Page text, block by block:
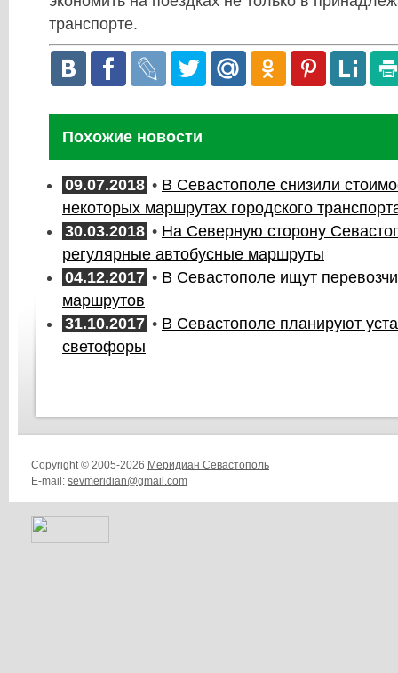
транспорте.
Похожие новости
09.07.2018 • В Севастополе снизили
некоторых маршрутах городского
30.03.2018 • На Северную сторону
регулярные автобусные маршруты
04.12.2017 • В Севастополе ищут
маршрутов
31.10.2017 • В Севастополе планируют
светофоры
Copyright © 2005-2026 Меридиан Севастополь
E-mail: sevmeridian@gmail.com